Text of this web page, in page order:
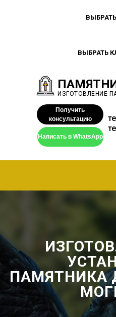
ВЫБРАТЬ
Написать в WhatsApp
Получить
консультацию
ИЗГОТОВЛЕНИЕ
ПАМЯТНИКА